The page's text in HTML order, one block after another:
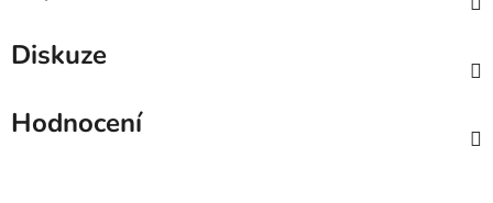
Diskuze
Hodnocení